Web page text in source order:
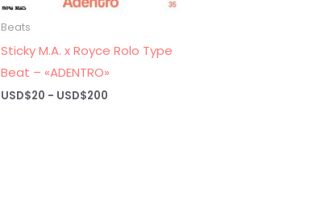
Beats
Sticky M.A. x Royce Rolo Type
Beat – «ADENTRO»
USD$20 - USD$200Rango